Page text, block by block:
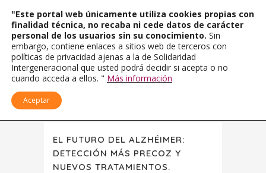
EL FUTURO DEL ALZHÉIMER:
DETECCIÓN MÁS PRECOZ Y
NUEVOS TRATAMIENTOS.
"Este portal web únicamente utiliza cookies propias con
finalidad técnica, no recaba ni cede datos de carácter
personal de los usuarios sin su conocimiento. Sin
embargo, contiene enlaces a sitios web de terceros con
políticas de privacidad ajenas a la de Solidaridad
Intergeneracional que usted podrá decidir si acepta o no
cuando acceda a ellos. " Más información
Aceptar